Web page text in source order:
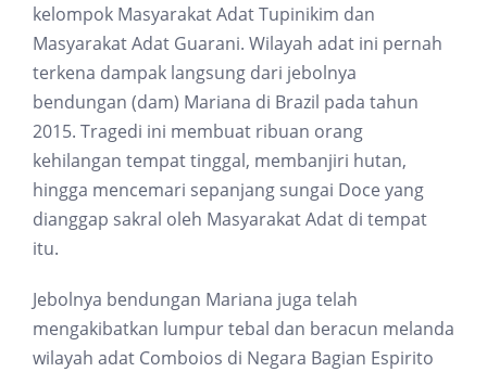
kelompok Masyarakat Adat Tupinikim dan
Masyarakat Adat Guarani. Wilayah adat ini pernah
terkena dampak langsung dari jebolnya
bendungan (dam) Mariana di Brazil pada tahun
2015. Tragedi ini membuat ribuan orang
kehilangan tempat tinggal, membanjiri hutan,
hingga mencemari sepanjang sungai Doce yang
dianggap sakral oleh Masyarakat Adat di tempat
itu.
Jebolnya bendungan Mariana juga telah
mengakibatkan lumpur tebal dan beracun melanda
wilayah adat Comboios di Negara Bagian Espirito